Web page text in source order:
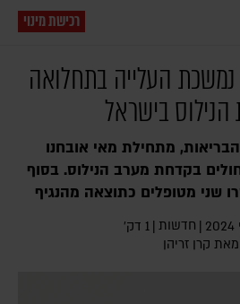
רכישת מינוי
העלייה בתחלואה
בישראל
מתחילת מאי אובחנו
החולים בקדחת מערב הנילוס. בסוף
שני מטופלים כתוצאה מהנגיף
| חדשות | 1 דק׳
מאת קרן זריהן